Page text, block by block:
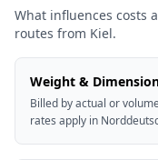
What influences costs
routes from Kiel.
Weight &
Billed by actual or
rates apply in